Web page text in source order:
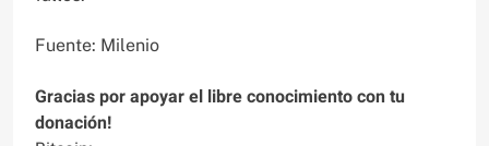
Fuente: Milenio
Gracias por apoyar el libre conocimiento con tu
donación!